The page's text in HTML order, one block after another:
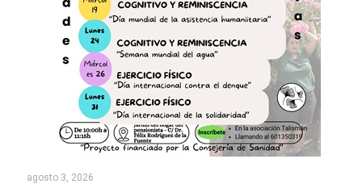
agosto 3, 2026